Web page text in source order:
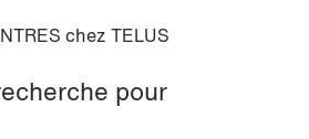
chez TELUS
pour